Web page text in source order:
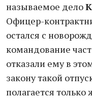
называемое дело
Офицер-
остался с
командование
отказали ему в
закону такой
полагается